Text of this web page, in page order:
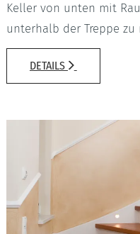
Keller von unten mit
unterhalb der Treppe zu
DETAILS